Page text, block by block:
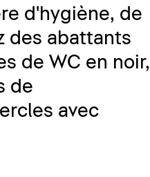
d'hygiène, de
des abattants
de WC en noir,
de
avec